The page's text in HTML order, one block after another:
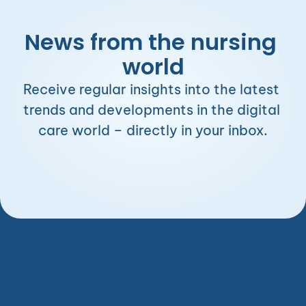
News from the nursing
world
Receive regular insights into the latest
trends and developments in the digital
care world – directly in your inbox.